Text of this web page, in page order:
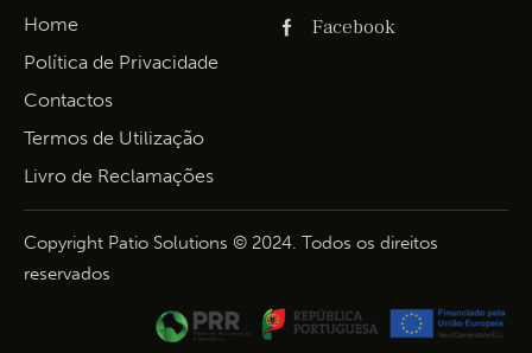
Home
Política de Privacidade
Contactos
Termos de Utilização
Livro de Reclamações
Facebook
Copyright Patio Solutions © 2024. Todos os direitos
reservados